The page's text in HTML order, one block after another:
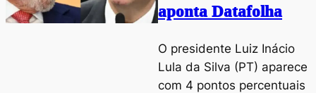
aponta Datafolha
O presidente Luiz Inácio
Lula da Silva (PT) aparece
com 4 pontos percentuais